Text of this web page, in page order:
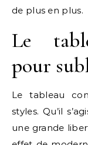
de plus en plus.
Le
pour
Le tableau
styles. Qu’il
une grande